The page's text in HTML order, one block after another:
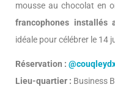
mousse au chocolat en
francophones installés
idéale pour célébrer le 14
Réservation :
Lieu-quartier : Business